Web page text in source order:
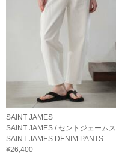
SAINT JAMES
SAINT JAMES / セントジェームス
SAINT JAMES DENIM PANTS
¥26,400